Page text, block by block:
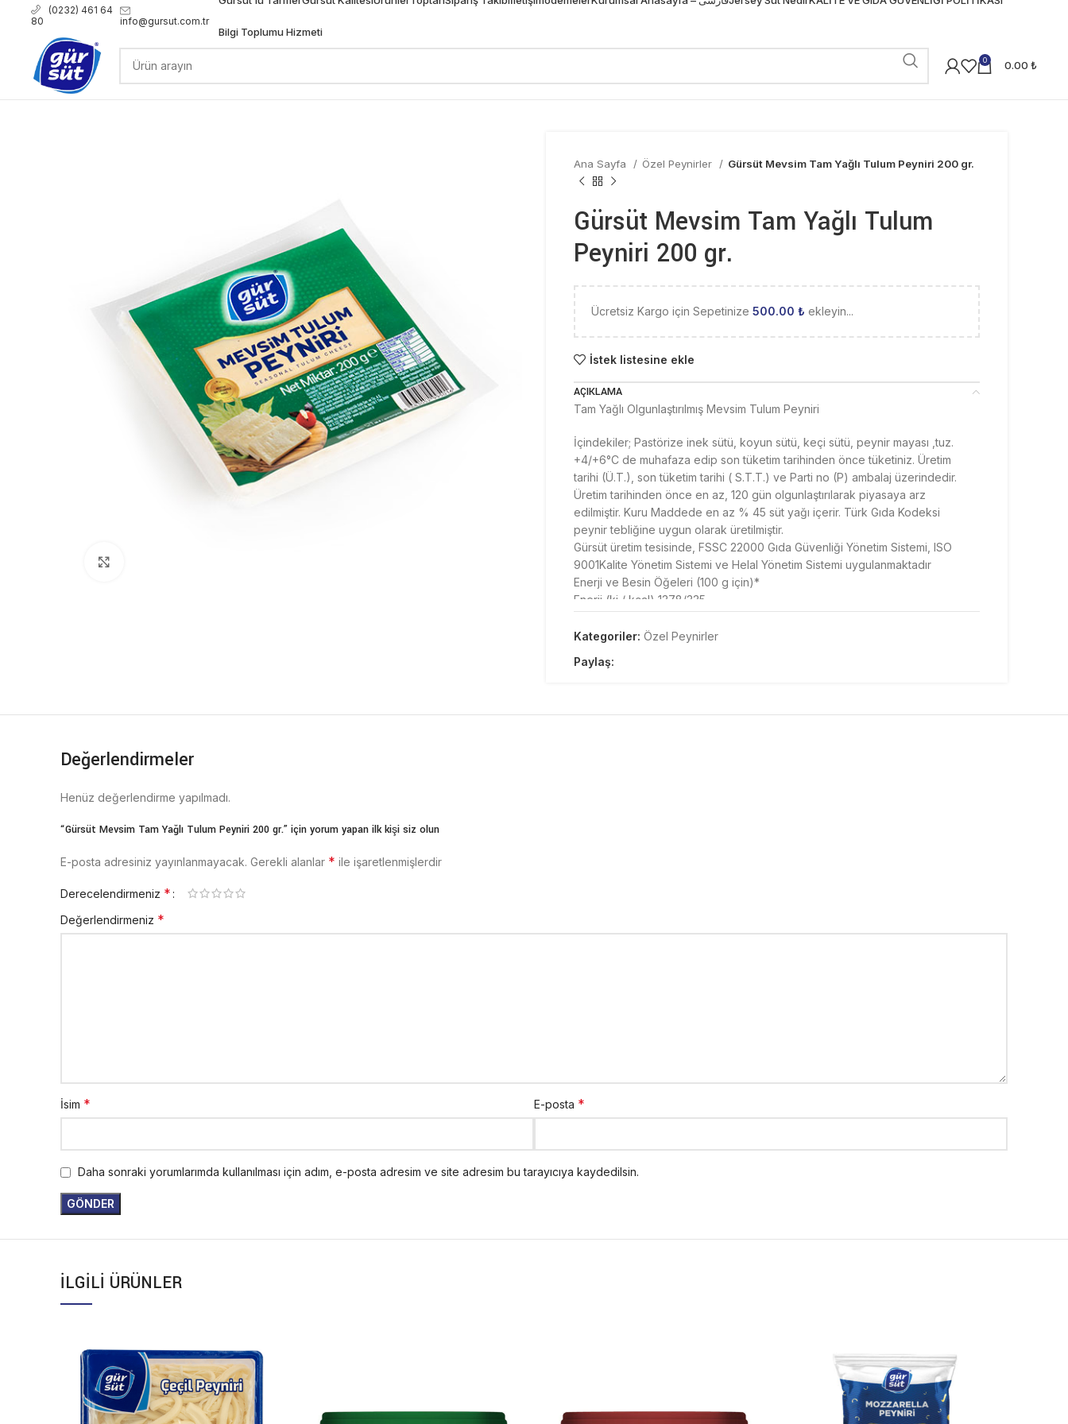
(0232) 461 64
80
info@gursut.com.tr
Bilgi Toplumu Hizmeti
0 0.00₺
Ana Sayfa Özel Peynirler Gürsüt Mevsim Tam Yağlı Tulum Peyniri 200 gr.
Gürsüt Mevsim Tam Yağlı Tulum
Peyniri 200 gr.
Ücretsiz Kargo için Sepetinize 500.00 ₺ ekleyin...
İstek listesine ekle
AÇIKLAMA
Tam Yağlı Olgunlaştırılmış Mevsim Tulum Peyniri
İçindekiler; Pastörize inek sütü, koyun sütü, keçi sütü, peynir mayası ,tuz.
+4/+6°C de muhafaza edip son tüketim tarihinden önce tüketiniz. Üretim
tarihi (Ü.T.), son tüketim tarihi ( S.T.T.) ve Parti no (P) ambalaj üzerindedir.
Üretim tarihinden önce en az, 120 gün olgunlaştırılarak piyasaya arz
edilmiştir. Kuru Maddede en az % 45 süt yağı içerir. Türk Gıda Kodeksi
peynir tebliğine uygun olarak üretilmiştir.
Gürsüt üretim tesisinde, FSSC 22000 Gıda Güvenliği Yönetim Sistemi, ISO
9001Kalite Yönetim Sistemi ve Helal Yönetim Sistemi uygulanmaktadır
Enerji ve Besin Öğeleri (100 g için)*
Enerji (kj / kcal) 1378/335
-Doymuş Yağ (g) 16
-Şekerler (g) 0,5
Kategoriler: Özel Peynirler
Paylaş:
Değerlendirmeler
Henüz değerlendirme yapılmadı.
“Gürsüt Mevsim Tam Yağlı Tulum Peyniri 200 gr.” için yorum yapan ilk kişi siz olun
E-posta adresiniz yayınlanmayacak. Gerekli alanlar * ile işaretlenmişlerdir
Derecelendirmeniz *
Değerlendirmeniz *
İsim * E-posta *
Daha sonraki yorumlarımda kullanılması için adım, e-posta adresim ve site adresim bu tarayıcıya kaydedilsin.
İLGILI ÜRÜNLER